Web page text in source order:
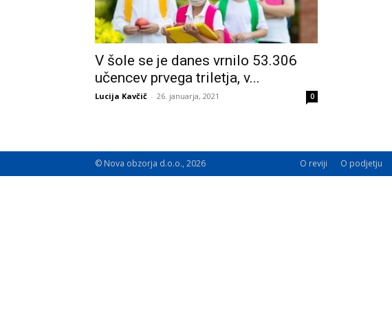
V šole se je danes vrnilo 53.306
učencev prvega triletja, v...
Lucija Kavčič - 26. januarja, 2021 0
O reviji O podjetju
© Nova obzorja d.o.o., 2026